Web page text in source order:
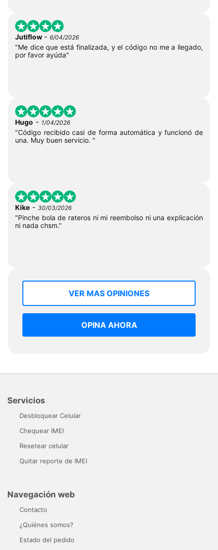
Jutiflow - 6/04/2026
"Me dice que está finalizada, y el código no me a llegado,
por favor ayúda"
Hugo - 1/04/2026
"Código recibido casi de forma automática y funcionó de
una. Muy buen servicio. "
Kike - 30/03/2026
"Pinche bola de rateros ni mi reembolso ni una explicación
ni nada chsm."
VER MAS OPINIONES
OPINA AHORA
Servicios
Desbloquear Celular
Chequear IMEI
Resetear celular
Quitar reporte de IMEI
Navegación web
Contacto
¿Quiénes somos?
Estado del pedido